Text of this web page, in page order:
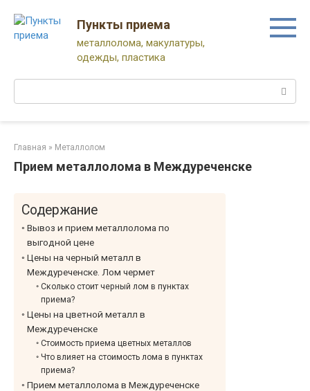
контенту
Пункты приема
металлолома, макулатуры,
одежды, пластика
Поиск:
Главная » Металлолом
Прием металлолома в Междуреченске
Содержание
Вывоз и прием металлолома по
выгодной цене
Цены на черный металл в
Междуреченске. Лом чермет
Сколько стоит черный лом в пунктах
приема?
Цены на цветной металл в
Междуреченске
Стоимость приема цветных металлов
Что влияет на стоимость лома в пунктах
приема?
Прием металлолома в Междуреченске